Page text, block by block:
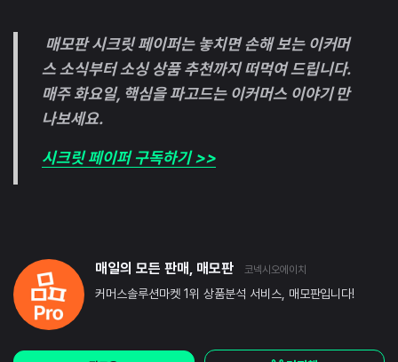
매모판 시크릿 페이퍼는 놓치면 손해 보는 이커머
스 소식부터 소싱 상품 추천까지 떠먹여 드립니다.
매주 화요일, 핵심을 파고드는 이커머스 이야기 만
나보세요.
시크릿 페이퍼 구독하기 >>
매일의 모든 판매, 매모판 코넥시오에이치
커머스솔루션마켓 1위 상품분석 서비스, 매모판입니다!